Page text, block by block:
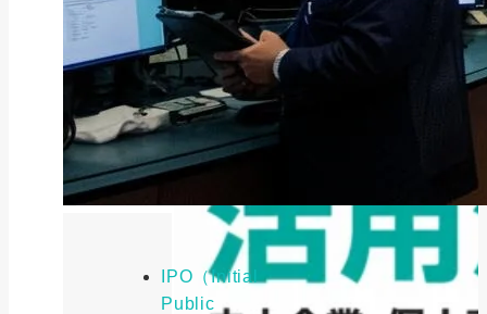
IPO（Initial
Public
2026年8月6日